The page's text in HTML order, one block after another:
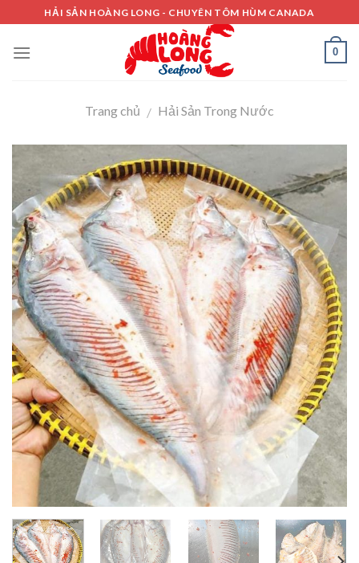
to
content
HẢI SẢN HOÀNG LONG - CHUYÊN TÔM HÙM CANADA
0
Trang chủ / Hải Sản Trong Nước